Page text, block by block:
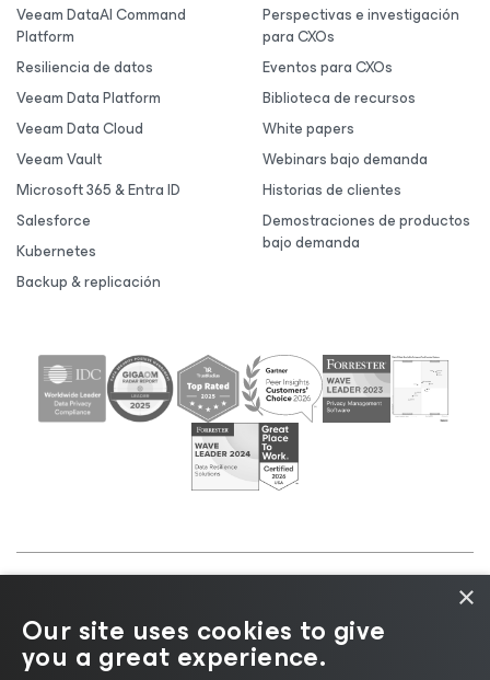
Veeam DataAI Command
Platform
Resiliencia de datos
Veeam Data Platform
Veeam Data Cloud
Veeam Vault
Microsoft 365 & Entra ID
Salesforce
Kubernetes
Backup & replicación
Perspectivas e investigación
para CXOs
Eventos para CXOs
Biblioteca de recursos
White papers
Webinars bajo demanda
Historias de clientes
Demostraciones de productos
bajo demanda
Aviso de cookies|Legal|Política de licencias
Recursos para proveedores
×
Our site uses cookies to give
you a great experience.